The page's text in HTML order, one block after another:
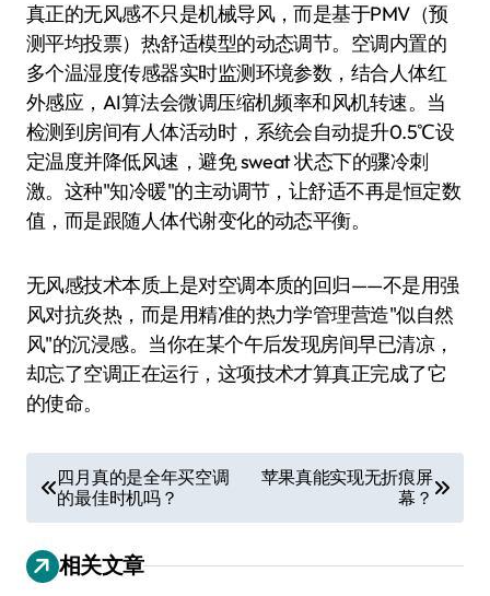
真正的无风感不只是机械导风，而是基于PMV（预
测平均投票）热舒适模型的动态调节。空调内置的
多个温湿度传感器实时监测环境参数，结合人体红
外感应，AI算法会微调压缩机频率和风机转速。当
检测到房间有人体活动时，系统会自动提升0.5℃设
定温度并降低风速，避免 sweat 状态下的骤冷刺
激。这种"知冷暖"的主动调节，让舒适不再是恒定数
值，而是跟随人体代谢变化的动态平衡。
无风感技术本质上是对空调本质的回归——不是用强
风对抗炎热，而是用精准的热力学管理营造"似自然
风"的沉浸感。当你在某个午后发现房间早已清凉，
却忘了空调正在运行，这项技术才算真正完成了它
的使命。
章
导
航
四月真的是全年买空调
的最佳时机吗？
苹果真能实现无折痕屏
幕？
相关文章